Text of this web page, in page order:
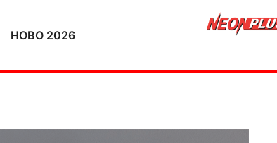
НОВО 2026